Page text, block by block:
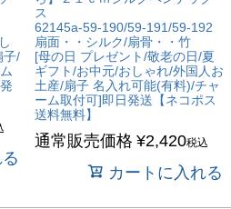
子/
ス
62145a-59-190/59-191/59-192
扇面・・シルク/扇骨・・竹
[母の日 プレゼント/敬老の日/夏
ギフト/お中元/おしゃれ/外国人お
土産/扇子 名入れ可能(有料)/チャ
ーム取付可]即日発送【ネコポス
送料無料】
通常販売価格 ¥2,420税込
カートに入れる